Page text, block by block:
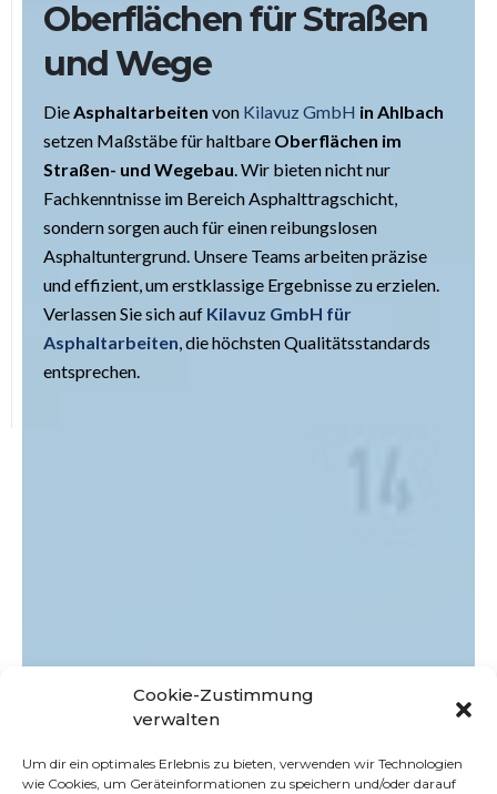
Cookie-Zustimmung
verwalten
Um dir ein optimales Erlebnis zu bieten, verwenden wir Technologien
wie Cookies, um Geräteinformationen zu speichern und/oder darauf
Oberflächen für Straßen
und Wege
DieAsphaltarbeiten von Kilavuz GmbH in Ahlbach
setzen Maßstäbe für haltbare Oberflächen im
Straßen- und Wegebau. Wir bieten nicht nur
Fachkenntnisse im Bereich Asphalttragschicht,
sondern sorgen auch für einen reibungslosen
Asphaltuntergrund. Unsere Teams arbeiten präzise
und effizient, um erstklassige Ergebnisse zu erzielen.
Verlassen Sie sich auf Kilavuz GmbH für
Asphaltarbeiten, die höchsten Qualitätsstandards
entsprechen.